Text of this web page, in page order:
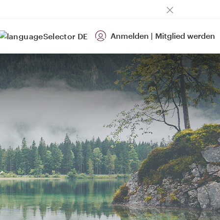
DE Anmelden | Mitglied werden